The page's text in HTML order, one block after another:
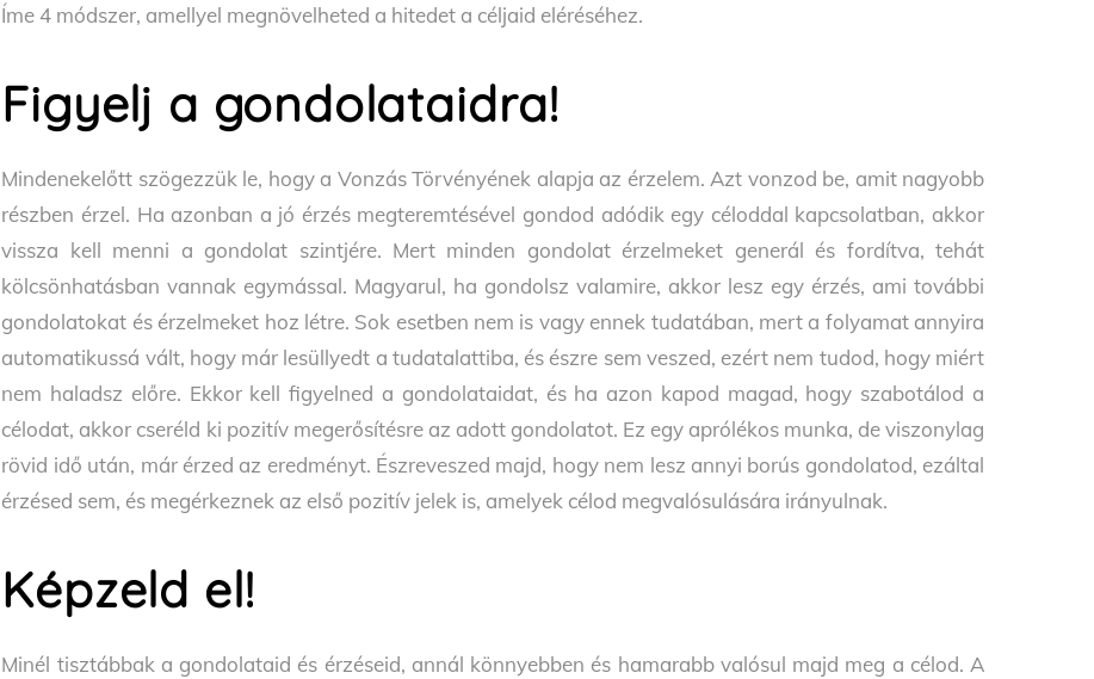
Íme 4 módszer, amellyel megnövelheted a hitedet a céljaid eléréséhez.
Figyelj a gondolataidra!
Mindenekelőtt szögezzük le, hogy a Vonzás Törvényének alapja az érzelem. Azt vonzod be, amit nagyobb
részben érzel. Ha azonban a jó érzés megteremtésével gondod adódik egy céloddal kapcsolatban, akkor
vissza kell menni a gondolat szintjére. Mert minden gondolat érzelmeket generál és fordítva, tehát
kölcsönhatásban vannak egymással. Magyarul, ha gondolsz valamire, akkor lesz egy érzés, ami további
gondolatokat és érzelmeket hoz létre. Sok esetben nem is vagy ennek tudatában, mert a folyamat annyira
automatikussá vált, hogy már lesüllyedt a tudatalattiba, és észre sem veszed, ezért nem tudod, hogy miért
nem haladsz előre. Ekkor kell figyelned a gondolataidat, és ha azon kapod magad, hogy szabotálod a
célodat, akkor cseréld ki pozitív megerősítésre az adott gondolatot. Ez egy aprólékos munka, de viszonylag
rövid idő után, már érzed az eredményt. Észreveszed majd, hogy nem lesz annyi borús gondolatod, ezáltal
érzésed sem, és megérkeznek az első pozitív jelek is, amelyek célod megvalósulására irányulnak.
Képzeld el!
Minél tisztábbak a gondolataid és érzéseid, annál könnyebben és hamarabb valósul majd meg a célod. A